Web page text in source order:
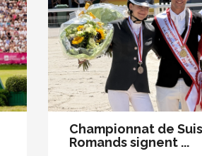
Championnat de
Romands signent ...